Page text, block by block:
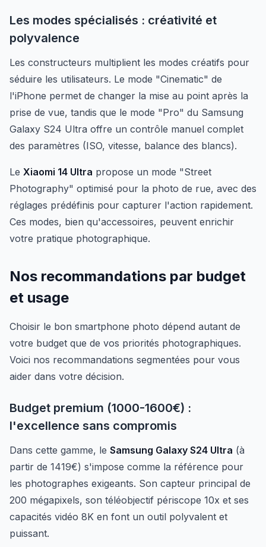
Les modes spécialisés : créativité et
polyvalence
Les constructeurs multiplient les modes créatifs pour
séduire les utilisateurs. Le mode "Cinematic" de
l'iPhone permet de changer la mise au point après la
prise de vue, tandis que le mode "Pro" du Samsung
Galaxy S24 Ultra offre un contrôle manuel complet
des paramètres (ISO, vitesse, balance des blancs).
Le Xiaomi 14 Ultra propose un mode "Street
Photography" optimisé pour la photo de rue, avec des
réglages prédéfinis pour capturer l'action rapidement.
Ces modes, bien qu'accessoires, peuvent enrichir
votre pratique photographique.
Nos recommandations par budget
et usage
Choisir le bon smartphone photo dépend autant de
votre budget que de vos priorités photographiques.
Voici nos recommandations segmentées pour vous
aider dans votre décision.
Budget premium (1000-1600€) :
l'excellence sans compromis
Dans cette gamme, le Samsung Galaxy S24 Ultra (à
partir de 1419€) s'impose comme la référence pour
les photographes exigeants. Son capteur principal de
200 mégapixels, son téléobjectif périscope 10x et ses
capacités vidéo 8K en font un outil polyvalent et
puissant.